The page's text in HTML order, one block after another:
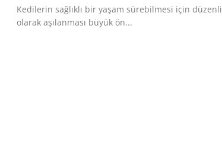
Kedilerin sağlıklı bir yaşam sürebilmesi için düzenli
olarak aşılanması büyük ön...